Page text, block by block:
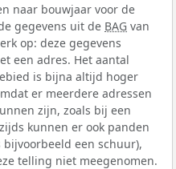
naar bouwjaar voor de
gegevens uit de BAG van
op: deze gegevens
een adres. Het aantal
is bijna altijd hoger
er meerdere adressen
zijn, zoals bij een
kunnen er ook panden
een schuur),
telling niet meegenomen.